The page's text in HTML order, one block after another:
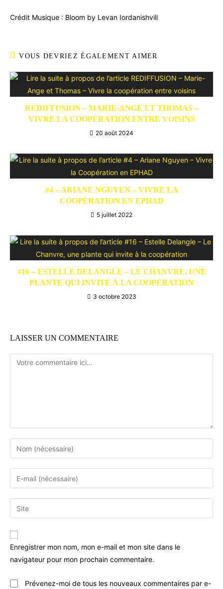
Crédit Musique : Bloom by Levan Iordanishvili
VOUS DEVRIEZ ÉGALEMENT AIMER
REDIFFUSION – MARIE-ANGE ET THOMAS –
VIVRE LA COOPÉRATION ENTRE VOISINS
20 août 2024
#4 – ARIANE NGUYEN – VIVRE LA
COOPÉRATION EN EPHAD
5 juillet 2022
#16 – ESTELLE DELANGLE – LE CHANVRE, UNE
PLANTE QUI INVITE À LA COOPÉRATION
3 octobre 2023
LAISSER UN COMMENTAIRE
Enregistrer mon nom, mon e-mail et mon site dans le
navigateur pour mon prochain commentaire.
Prévenez-moi de tous les nouveaux commentaires par e-